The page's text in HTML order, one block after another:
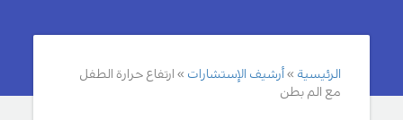
الرئيسية أرشيف الإستشارات
ارتفاع حرارة الطفل
مع الم بطن